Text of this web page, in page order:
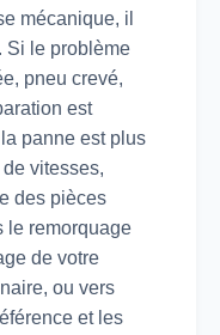
mécanique, il
Si le problème
pneu crevé,
est
panne est plus
vitesses,
des pièces
le remorquage
de votre
ou vers
et les